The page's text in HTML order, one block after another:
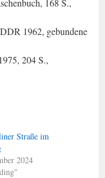
168 S.,
1962, gebundene
204 S.,
Straße im
2024